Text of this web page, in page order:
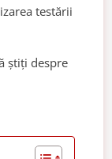
testării
știți despre